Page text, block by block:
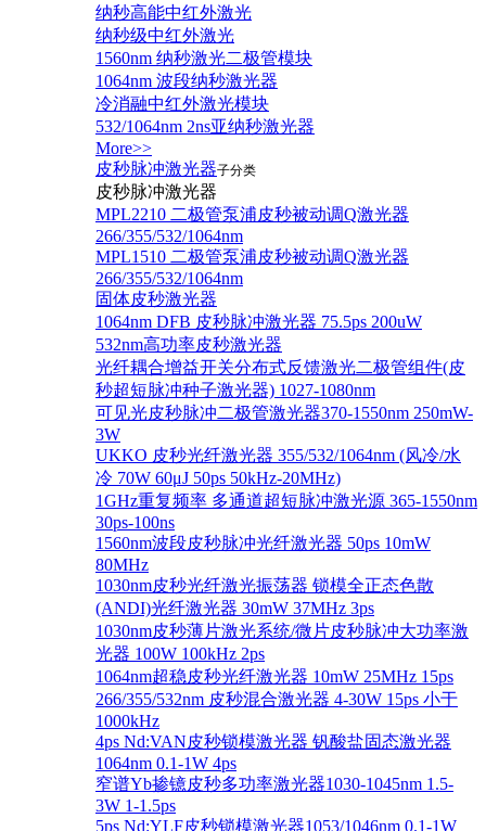
纳秒高能中红外激光
纳秒级中红外激光
1560nm 纳秒激光二极管模块
1064nm 波段纳秒激光器
冷消融中红外激光模块
532/1064nm 2ns亚纳秒激光器
More>>
皮秒脉冲激光器子分类
皮秒脉冲激光器
​MPL2210 二极管泵浦皮秒被动调Q激光器
266/355/532/1064nm
MPL1510 二极管泵浦皮秒被动调Q激光器
266/355/532/1064nm
固体皮秒激光器
1064nm DFB 皮秒脉冲激光器 75.5ps 200uW
532nm高功率皮秒激光器
光纤耦合增益开关分布式反馈激光二极管组件(皮
秒超短脉冲种子激光器) 1027-1080nm
可见光皮秒脉冲二极管激光器370-1550nm 250mW-
3W
UKKO 皮秒光纤激光器 355/532/1064nm (风冷/水
冷 70W 60μJ 50ps 50kHz-20MHz)
1GHz重复频率 多通道超短脉冲激光源 365-1550nm
30ps-100ns
1560nm波段皮秒脉冲光纤激光器 50ps 10mW
80MHz
1030nm皮秒光纤激光振荡器 锁模全正态色散
(ANDI)光纤激光器 30mW 37MHz 3ps
1030nm皮秒薄片激光系统/微片皮秒脉冲大功率激
光器 100W 100kHz 2ps
1064nm超稳皮秒光纤激光器 10mW 25MHz 15ps
266/355/532nm 皮秒混合激光器 4-30W 15ps 小于
1000kHz
4ps Nd:VAN皮秒锁模激光器 钒酸盐固态激光器
1064nm 0.1-1W 4ps
窄谱Yb掺镱皮秒多功率激光器1030-1045nm 1.5-
3W 1-1.5ps
5ps Nd:YLF皮秒锁模激光器1053/1046nm 0.1-1W